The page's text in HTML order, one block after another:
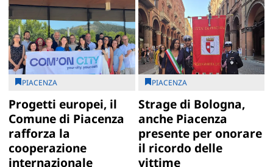
PIACENZA
Progetti europei, il
Comune di Piacenza
rafforza la
cooperazione
internazionale
PIACENZA
Strage di Bologna,
anche Piacenza
presente per onorare
il ricordo delle
vittime